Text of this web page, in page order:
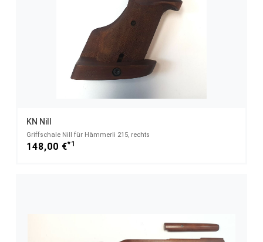
KN Nill
Griffschale Nill für Hämmerli 215, rechts
148,00 €*1